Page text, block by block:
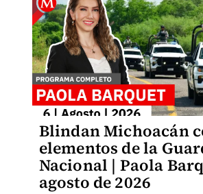
Blindan Michoacán
elementos de la
Nacional | Paola
agosto de 2026